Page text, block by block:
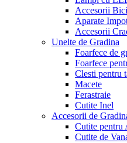
Accesorii
Aparate
Accesorii
Unelte de Gradina
Foarfece de
Foarfece
Clesti pentru
Macete
Ferastraie
Cutite Inel
Accesorii de
Cutite pentru
Cutite de